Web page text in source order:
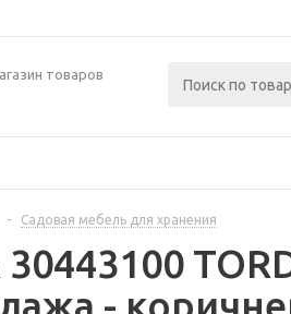
товаров
- Садовая мебель для хранения
30443100
-